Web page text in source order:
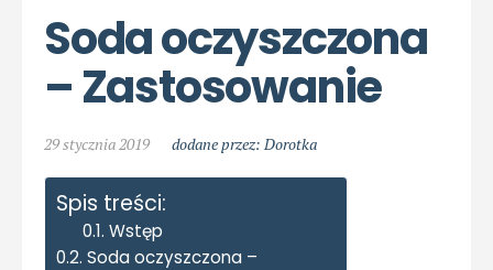
Soda oczyszczona
– Zastosowanie
29 stycznia 2019 dodane przez: Dorotka
Spis treści:
Wstęp
Soda oczyszczona –